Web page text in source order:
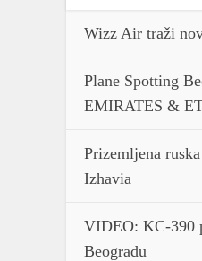
Wizz Air traži
Plane Spotting
EMIRATES &
Prizemljena
Izhavia
VIDEO: KC-390
Beogradu